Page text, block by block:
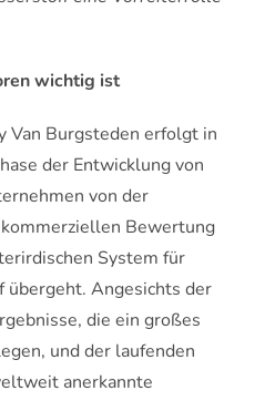
wichtig ist
Van Burgsteden erfolgt in
der Entwicklung von
von der
Bewertung
System für
Angesichts der
die ein großes
und der laufenden
anerkannte